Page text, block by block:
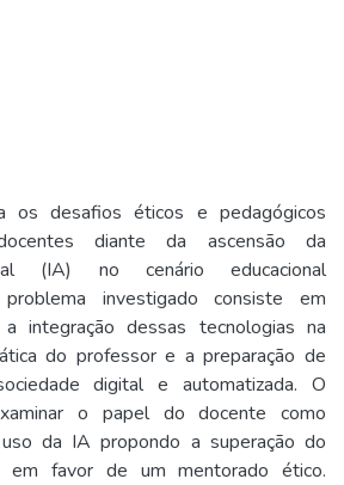
os desafios éticos e pedagógicos
diante da ascensão da
(IA) no cenário educacional
investigado consiste em
integração dessas tecnologias na
do professor e a preparação de
digital e automatizada. O
o papel do docente como
da IA propondo a superação do
em favor de um mentorado ético.